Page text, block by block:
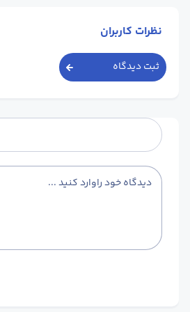
نظرات کاربران
ثبت دیدگاه